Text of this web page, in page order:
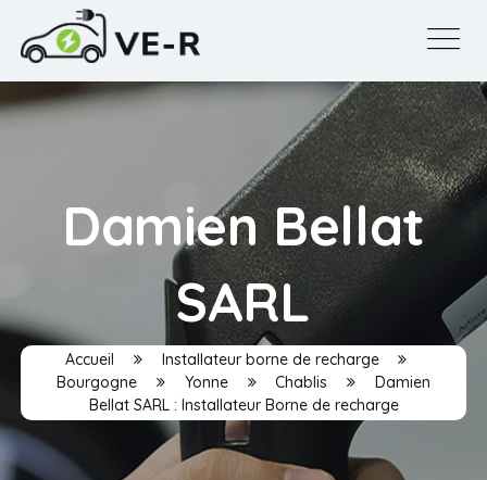
Damien Bellat
SARL
Accueil
Installateur borne de recharge
Bourgogne
Yonne Chablis
Damien
Bellat SARL : Installateur Borne de recharge